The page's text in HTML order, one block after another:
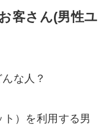
客さん(男性ユ
）を利用する男